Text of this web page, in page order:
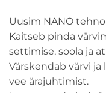
Uusim NANO
Kaitseb pinda
settimise, soola ja
Värskendab värvi
vee ärajuhtimist.